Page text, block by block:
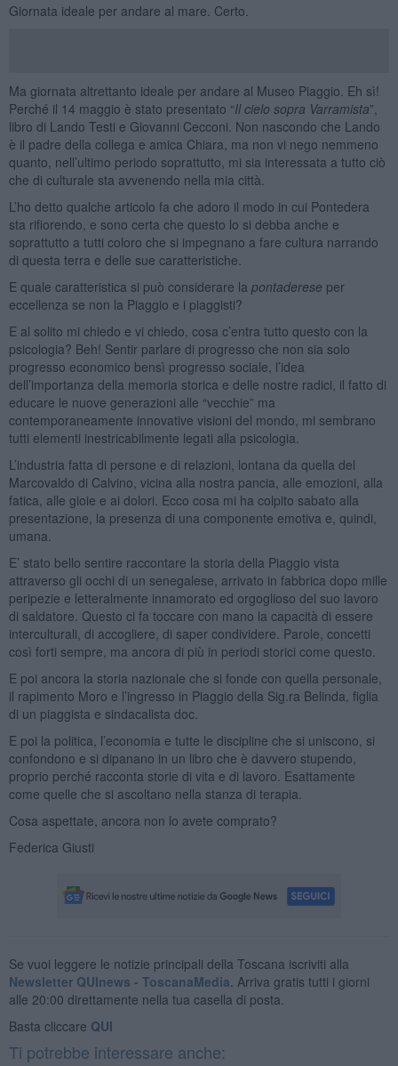
Giornata ideale per andare al mare. Certo.
Ma giornata altrettanto ideale per andare al Museo Piaggio. Eh sì!
Perché il 14 maggio è stato presentato “Il cielo sopra Varramista”,
libro di Lando Testi e Giovanni Cecconi. Non nascondo che Lando
è il padre della collega e amica Chiara, ma non vi nego nemmeno
quanto, nell’ultimo periodo soprattutto, mi sia interessata a tutto ciò
che di culturale sta avvenendo nella mia città.
L’ho detto qualche articolo fa che adoro il modo in cui Pontedera
sta rifiorendo, e sono certa che questo lo si debba anche e
soprattutto a tutti coloro che si impegnano a fare cultura narrando
di questa terra e delle sue caratteristiche.
E quale caratteristica si può considerare la pontaderese per
eccellenza se non la Piaggio e i piaggisti?
E al solito mi chiedo e vi chiedo, cosa c’entra tutto questo con la
psicologia? Beh! Sentir parlare di progresso che non sia solo
progresso economico bensì progresso sociale, l’idea
dell’importanza della memoria storica e delle nostre radici, il fatto di
educare le nuove generazioni alle “vecchie” ma
contemporaneamente innovative visioni del mondo, mi sembrano
tutti elementi inestricabilmente legati alla psicologia.
L’industria fatta di persone e di relazioni, lontana da quella del
Marcovaldo di Calvino, vicina alla nostra pancia, alle emozioni, alla
fatica, alle gioie e ai dolori. Ecco cosa mi ha colpito sabato alla
presentazione, la presenza di una componente emotiva e, quindi,
umana.
E’ stato bello sentire raccontare la storia della Piaggio vista
attraverso gli occhi di un senegalese, arrivato in fabbrica dopo mille
peripezie e letteralmente innamorato ed orgoglioso del suo lavoro
di saldatore. Questo ci fa toccare con mano la capacità di essere
interculturali, di accogliere, di saper condividere. Parole, concetti
così forti sempre, ma ancora di più in periodi storici come questo.
E poi ancora la storia nazionale che si fonde con quella personale,
il rapimento Moro e l’ingresso in Piaggio della Sig.ra Belinda, figlia
di un piaggista e sindacalista doc.
E poi la politica, l’economia e tutte le discipline che si uniscono, si
confondono e si dipanano in un libro che è davvero stupendo,
proprio perché racconta storie di vita e di lavoro. Esattamente
come quelle che si ascoltano nella stanza di terapia.
Cosa aspettate, ancora non lo avete comprato?
Federica Giusti
Se vuoi leggere le notizie principali della Toscana iscriviti alla
Newsletter QUInews - ToscanaMedia. Arriva gratis tutti i giorni
alle 20:00 direttamente nella tua casella di posta.
Basta cliccare QUI
Ti potrebbe interessare anche: